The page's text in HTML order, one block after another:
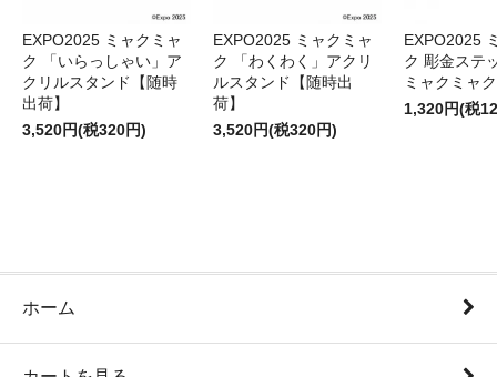
EXPO2025 ミャクミャ
ク 「いらっしゃい」ア
クリルスタンド【随時
出荷】
3,520円(税320円)
EXPO2025 ミャクミャ
ク 「わくわく」アクリ
ルスタンド【随時出
荷】
3,520円(税320円)
EXPO2025
ク 彫金ステ
ミャクミャク
1,320円(税
ホーム